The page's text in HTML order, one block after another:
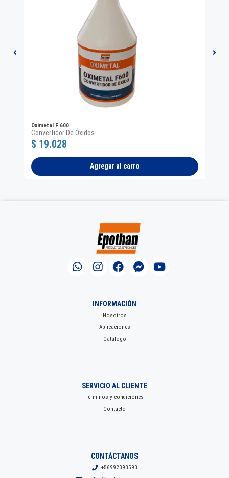
Oximetal F 600
Convertidor De Óxidos
$ 19.028
Agregar al carro
INFORMACIÓN
Nosotros
Aplicaciones
Catálogo
SERVICIO AL CLIENTE
Términos y condiciones
Contacto
CONTÁCTANOS
+56992393593